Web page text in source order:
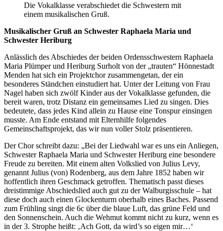
Die Vokalklasse verabschiedet die Schwestern mit
einem musikalischen Gruß.
Musikalischer Gruß an Schwester Raphaela Maria und
Schwester Heriburg
Anlässlich des Abschiedes der beiden Ordensschwestern Raphaela
Maria Plümper und Heriburg Surholt von der „trauten“ Hönnestadt
Menden hat sich ein Projektchor zusammengetan, der ein
besonderes Ständchen einstudiert hat. Unter der Leitung von Frau
Nagel haben sich zwölf Kinder aus der Vokalklasse gefunden, die
bereit waren, trotz Distanz ein gemeinsames Lied zu singen. Dies
bedeutete, dass jedes Kind allein zu Hause eine Tonspur einsingen
musste. Am Ende entstand mit Elternhilfe folgendes
Gemeinschaftsprojekt, das wir nun voller Stolz präsentieren.
Der Chor schreibt dazu: „Bei der Liedwahl war es uns ein Anliegen,
Schwester Raphaela Maria und Schwester Heriburg eine besondere
Freude zu bereiten. Mit einem alten Volkslied von Julius Levy,
genannt Julius (von) Rodenberg, aus dem Jahre 1852 haben wir
hoffentlich ihren Geschmack getroffen. Thematisch passt dieses
dreistimmige Abschiedslied auch gut zu der Walburgisschule – hat
diese doch auch einen Glockenturm oberhalb eines Baches. Passend
zum Frühling singt die 6c über die blaue Luft, das grüne Feld und
den Sonnenschein. Auch die Wehmut kommt nicht zu kurz, wenn es
in der 3. Strophe heißt: ‚Ach Gott, da wird’s so eigen mir…‘